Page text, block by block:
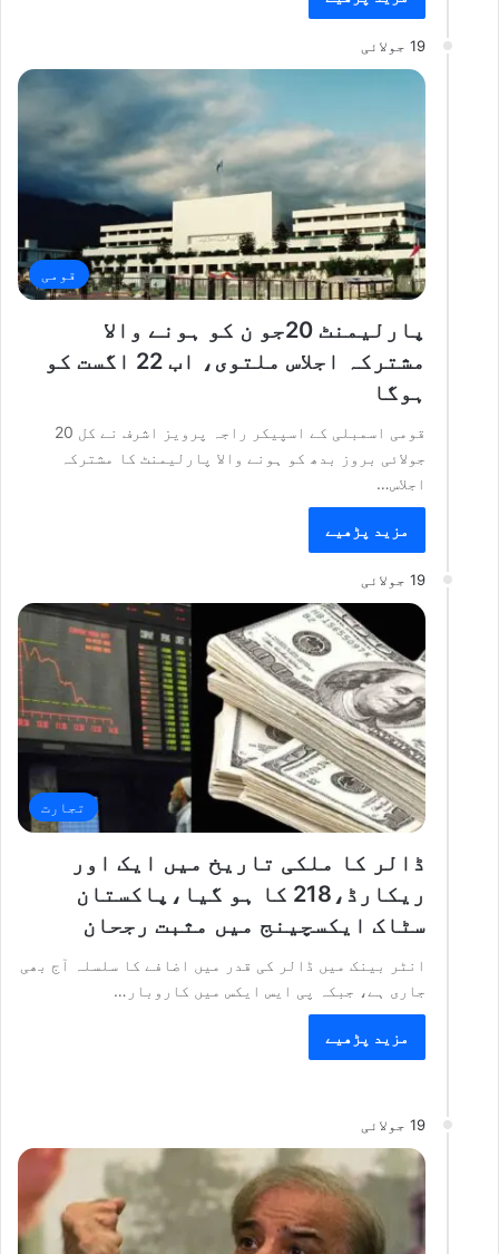
19 جولائی
قومی
پارلیمنٹ 20جو ن کو ہونے والا
مشترکہ اجلاس ملتوی، اب 22 اگست کو
ہوگا
قومی اسمبلی کے اسپیکر راجہ پرویز اشرف نے کل 20
جولائی بروز بدھ کو ہونے والا پارلیمنٹ کا مشترکہ
اجلاس…
مزید پڑھیے
19 جولائی
تجارت
ڈالر کا ملکی تاریخ میں ایک اور
ریکارڈ،218 کا ہو گیا،پاکستان
سٹاک ایکسچینج میں مثبت رجحان
انٹر بینک میں ڈالر کی قدر میں اضافے کا سلسلہ آج بھی
جاری ہے، جبکہ پی ایس ایکس میں کاروبار…
مزید پڑھیے
19 جولائی